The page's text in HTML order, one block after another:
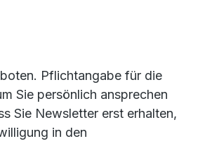
Pflichtangabe für die
Sie persönlich ansprechen
Sie Newsletter erst erhalten,
in den